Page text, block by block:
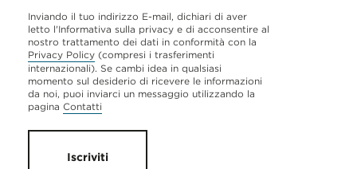
Inviando il tuo indirizzo E-mail, dichiari di aver
letto l'Informativa sulla privacy e di acconsentire al
nostro trattamento dei dati in conformità con la
Privacy Policy (compresi i trasferimenti
internazionali). Se cambi idea in qualsiasi
momento sul desiderio di ricevere le informazioni
da noi, puoi inviarci un messaggio utilizzando la
pagina Contatti
Iscriviti